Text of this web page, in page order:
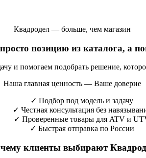
Квадродел — больше, чем магазин
позицию из каталога, а
и помогаем подобрать решение,
Наша главная ценность — Ваше доверие
✓ Подбор под модель и задачу
✓ Честная консультация без
✓ Проверенные товары для ATV и
✓ Быстрая отправка по России
клиенты выбирают